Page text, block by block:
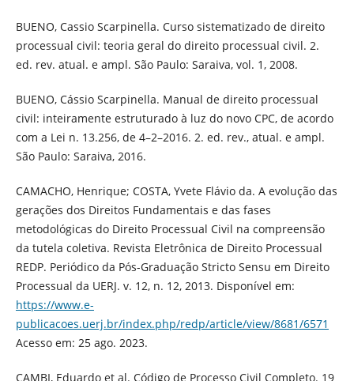
BUENO, Cassio Scarpinella. Curso sistematizado de direito
processual civil: teoria geral do direito processual civil. 2.
ed. rev. atual. e ampl. São Paulo: Saraiva, vol. 1, 2008.
BUENO, Cássio Scarpinella. Manual de direito processual
civil: inteiramente estruturado à luz do novo CPC, de acordo
com a Lei n. 13.256, de 4–2–2016. 2. ed. rev., atual. e ampl.
São Paulo: Saraiva, 2016.
CAMACHO, Henrique; COSTA, Yvete Flávio da. A evolução das
gerações dos Direitos Fundamentais e das fases
metodológicas do Direito Processual Civil na compreensão
da tutela coletiva. Revista Eletrônica de Direito Processual
REDP. Periódico da Pós-Graduação Stricto Sensu em Direito
Processual da UERJ. v. 12, n. 12, 2013. Disponível em:
https://www.e-
publicacoes.uerj.br/index.php/redp/article/view/8681/6571
Acesso em: 25 ago. 2023.
CAMBI, Eduardo et al. Código de Processo Civil Completo. 19